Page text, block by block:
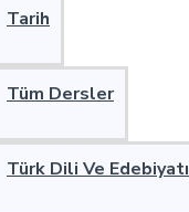
Tarih
Tüm Dersler
Türk Dili Ve Edebiyatı